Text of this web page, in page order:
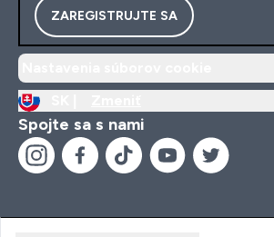
ZAREGISTRUJTE SA
Spojte sa s nami